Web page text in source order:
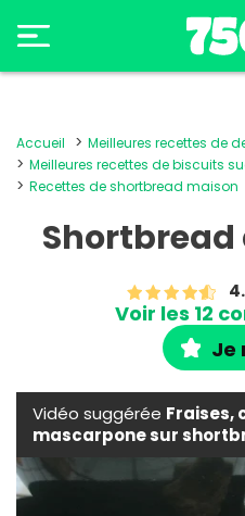
Accueil
Meilleures recettes de
Meilleures recettes de biscuits
Recettes de shortbread maison
Voir les 12
Je
Vidéo suggérée Fraises,
mascarpone sur